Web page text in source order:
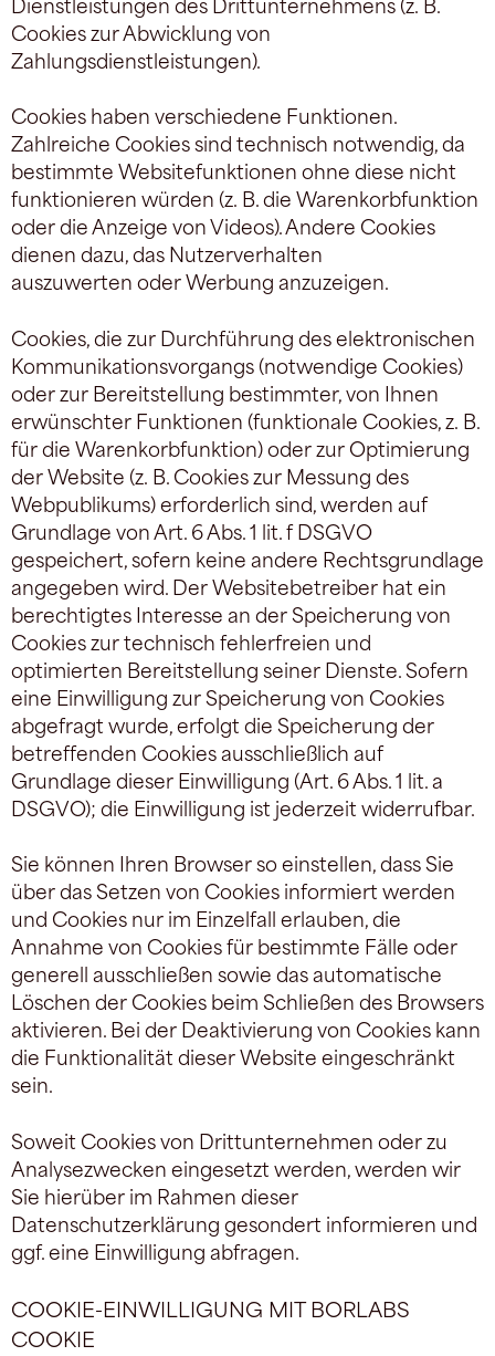
Cookies zur Abwicklung von
Zahlungsdienstleistungen).
Cookies haben verschiedene Funktionen.
Zahlreiche Cookies sind technisch notwendig, da
bestimmte Websitefunktionen ohne diese nicht
funktionieren würden (z. B. die Warenkorbfunktion
oder die Anzeige von Videos). Andere Cookies
dienen dazu, das Nutzerverhalten
auszuwerten oder Werbung anzuzeigen.
Cookies, die zur Durchführung des elektronischen
Kommunikationsvorgangs (notwendige Cookies)
oder zur Bereitstellung bestimmter, von Ihnen
erwünschter Funktionen (funktionale Cookies, z. B.
für die Warenkorbfunktion) oder zur Optimierung
der Website (z. B. Cookies zur Messung des
Webpublikums) erforderlich sind, werden auf
Grundlage von Art. 6 Abs. 1 lit. f DSGVO
gespeichert, sofern keine andere Rechtsgrundlage
angegeben wird. Der Websitebetreiber hat ein
berechtigtes Interesse an der Speicherung von
Cookies zur technisch fehlerfreien und
optimierten Bereitstellung seiner Dienste. Sofern
eine Einwilligung zur Speicherung von Cookies
abgefragt wurde, erfolgt die Speicherung der
betreffenden Cookies ausschließlich auf
Grundlage dieser Einwilligung (Art. 6 Abs. 1 lit. a
DSGVO); die Einwilligung ist jederzeit widerrufbar.
Sie können Ihren Browser so einstellen, dass Sie
über das Setzen von Cookies informiert werden
und Cookies nur im Einzelfall erlauben, die
Annahme von Cookies für bestimmte Fälle oder
generell ausschließen sowie das automatische
Löschen der Cookies beim Schließen des Browsers
aktivieren. Bei der Deaktivierung von Cookies kann
die Funktionalität dieser Website eingeschränkt
sein.
Soweit Cookies von Drittunternehmen oder zu
Analysezwecken eingesetzt werden, werden wir
Sie hierüber im Rahmen dieser
Datenschutzerklärung gesondert informieren und
ggf. eine Einwilligung abfragen.
COOKIE-EINWILLIGUNG MIT BORLABS
COOKIE